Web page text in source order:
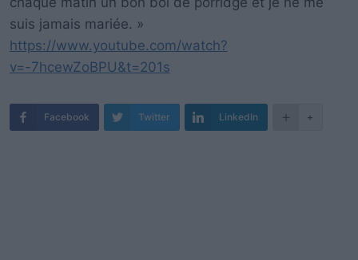
suis jamais mariée. »
https://www.youtube.com/watch?
v=-7hcewZoBPU&t=201s
Facebook Twitter LinkedIn +